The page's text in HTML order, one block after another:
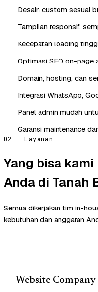
Desain custom sesuai
Tampilan responsif,
Kecepatan loading
Optimasi SEO on-page
Domain, hosting, dan
Integrasi WhatsApp,
Panel admin mudah
Garansi maintenance
02 — Layanan
Yang bisa
Anda di Tanah
Semua dikerjakan tim in-
kebutuhan dan anggaran
Website